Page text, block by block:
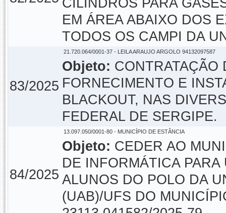
CILINDROS PARA
EM ÁREA ABAIXO DOS
TODOS OS CAMPI DA
83/2025
21.720.064/0001-37 - LEILA ARAUJO ARGOLO 94132097587
Objeto: CONTRATAÇÃO
FORNECIMENTO E
BLACKOUT, NAS
FEDERAL DE SERGIPE.
84/2025
13.097.050/0001-80 - MUNICÍPIO DE ESTÂNCIA
Objeto: CEDER AO
DE INFORMÁTICA
ALUNOS DO POLO DA
(UAB)/UFS DO